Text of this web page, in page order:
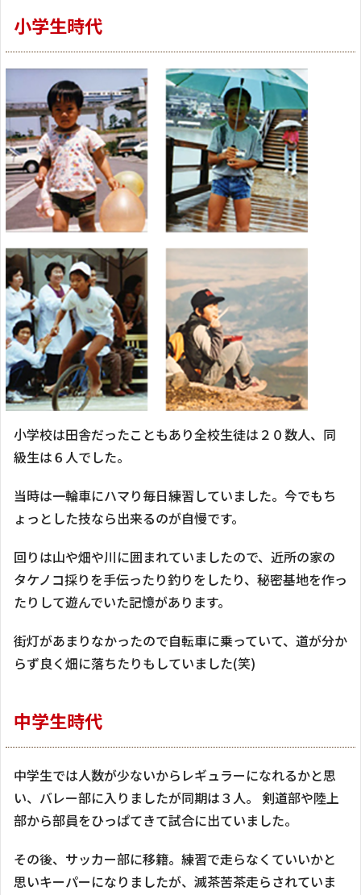
小学生時代
小学校は田舎だったこともあり全校生徒は２０数人、同
級生は６人でした。
当時は一輪車にハマり毎日練習していました。今でもち
ょっとした技なら出来るのが自慢です。
回りは山や畑や川に囲まれていましたので、近所の家の
タケノコ採りを手伝ったり釣りをしたり、秘密基地を作っ
たりして遊んでいた記憶があります。
街灯があまりなかったので自転車に乗っていて、道が分か
らず良く畑に落ちたりもしていました(笑)
中学生時代
中学生では人数が少ないからレギュラーになれるかと思
い、バレー部に入りましたが同期は３人。 剣道部や陸上
部から部員をひっぱてきて試合に出ていました。
その後、サッカー部に移籍。練習で走らなくていいかと
思いキーパーになりましたが、滅茶苦茶走らされていま